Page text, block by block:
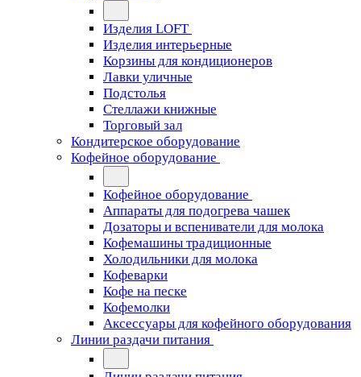
Изделия LOFT
Изделия интерьерные
Корзины для кондиционеров
Лавки уличные
Подстолья
Стеллажи книжные
Торговый зал
Кондитерское оборудование
Кофейное оборудование
Кофейное оборудование
Аппараты для подогрева чашек
Дозаторы и вспениватели для молока
Кофемашины традиционные
Холодильники для молока
Кофеварки
Кофе на песке
Кофемолки
Аксессуары для кофейного оборудования
Линии раздачи питания